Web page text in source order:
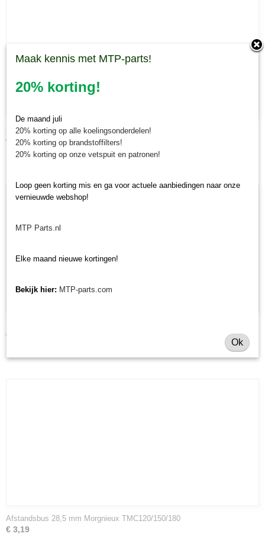
Scalpeerwiel 90 mm Morgnieux TMC
€ 68,60
€ 37,59
Afstandsbus 28,5 mm Morgnieux TMC120/150/180
€ 3,19
Maak kennis met MTP-parts!
20% korting!
De maand juli
20% korting op alle koelingsonderdelen!
20% korting op brandstoffilters!
20% korting op onze vetspuit en patronen!
Loop geen korting mis en ga voor actuele aanbiedingen naar onze
vernieuwde webshop!
MTP Parts.nl
Elke maand nieuwe kortingen!
Bekijk hier: MTP-parts.com
Ok